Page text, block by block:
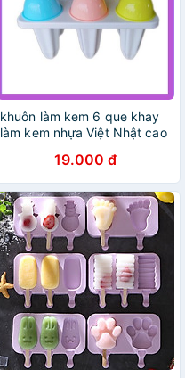
khuôn làm kem 6 que khay
làm kem nhựa Việt Nhật cao
19.000 đ